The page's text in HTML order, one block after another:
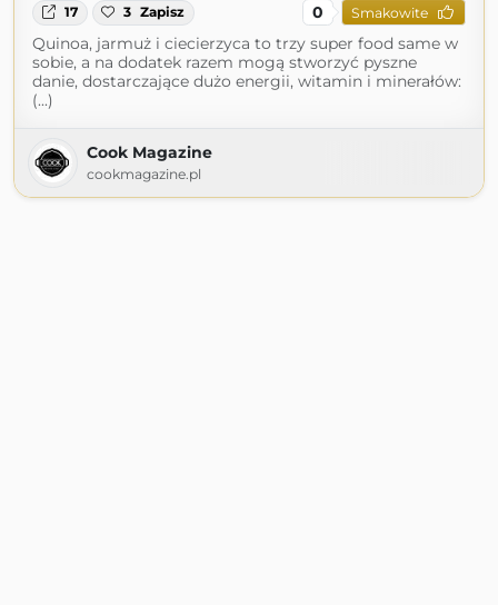
17 3 Zapisz 0 Smakowite
Quinoa, jarmuż i ciecierzyca to trzy super food same w
sobie, a na dodatek razem mogą stworzyć pyszne
danie, dostarczające dużo energii, witamin i minerałów:
(...)
Cook Magazine
cookmagazine.pl